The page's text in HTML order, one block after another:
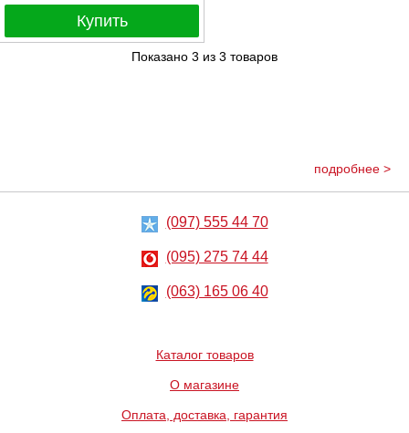
Купить
Показано 3 из 3 товаров
подробнее >
(097) 555 44 70
(095) 275 74 44
(063) 165 06 40
Каталог товаров
О магазине
Оплата, доставка, гарантия